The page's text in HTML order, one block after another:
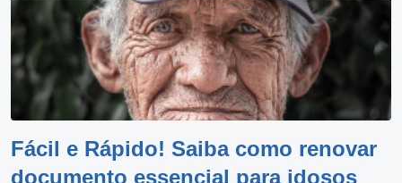
Fácil e Rápido! Saiba como renovar
documento essencial para idosos